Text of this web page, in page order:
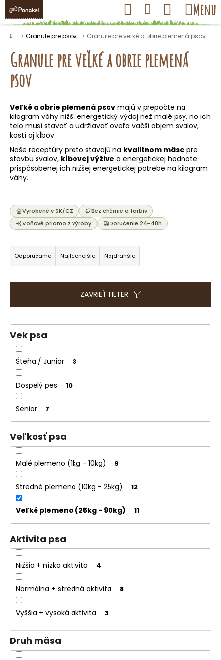
Prejsť
obsah
Hľadať Prihlásenie
Nákupný
košík
Menu
Domov
Granule pre psov Granule pre veľké a obrie plemená psov
Granule pre veľké a obrie plemená
psov
Veľké a obrie plemená psov majú v prepočte na
kilogram váhy nižší energetický výdaj než malé psy, no ich
telo musí stavať a udržiavať oveľa väčší objem svalov,
kostí aj kĺbov.
Naše receptúry preto stavajú na kvalitnom mäse pre
stavbu svalov, kĺbovej výžive a energetickej hodnote
prispôsobenej ich nižšej energetickej potrebe na kilogram
váhy.
Vyrobené v SK/CZ
Bez chémie a farbív
Voňavé priamo z výroby
Doručenie 24–48h
R
a
d
e
i
e
p
r
o
d
u
k
o
v
Odporúčame Najlacnejšie Najdrahšie
ZAVRIEŤ FILTER
Vek psa
Šteňa / Junior 3
Dospelý pes 10
Senior 7
Veľkosť psa
Malé plemeno (1kg - 10kg) 9
Stredné plemeno (10kg - 25kg) 12
Veľké plemeno (25kg - 90kg) 11
Aktivita psa
Nižšia + nízka aktivita 4
Normálna + stredná aktivita 8
Vyššia + vysoká aktivita 3
Druh mäsa
K
o Späť
Späť
o
p
o
t
r
e
b
j
e
e
n
j
ť
?
O
d
p
o
ú
a
m